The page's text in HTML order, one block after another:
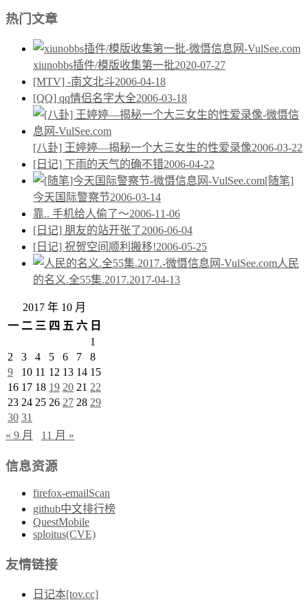
热门文章
xiunobbs插件/模版收集第一批2020-07-27
[MTV] -南文北斗2006-04-18
[QQ] qq情侣名字大全2006-03-18
[八卦] 王婷婷—揭秘一个大三女生的性爱录像2006-03-22
[日记] 下雨的天气的确不错2006-04-22
[随笔]
今天国际警察节2006-03-14
靠.. 手机给人偷了～2006-11-06
[日记] 朋友的站开张了2006-06-04
[日记] 祝贺空间顺利搬移!2006-05-25
人民
的名义.全55集.2017.2017-04-13
2017 年 10 月
一 二 三 四 五 六 日
1
2
3 4 5 6 7
8
9
10 11 12 13 14 15
16 17 18 19 20 21 22
23 24 25 26 27 28 29
30 31
« 9 月
11 月 »
信息资源
firefox-emailScan
github中文排行榜
QuestMobile
sploitus(CVE)
友情链接
日记本[tov.cc]